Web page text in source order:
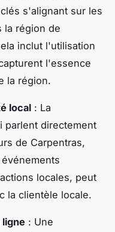
s'alignant sur les
la région de
inclut l'utilisation
l'essence
la région.
local : La
parlent directement
de Carpentras,
locales, peut
la clientèle locale.
: Une